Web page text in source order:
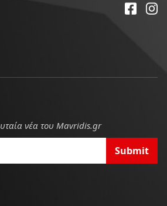
νέα του Mavridis.gr
Submit